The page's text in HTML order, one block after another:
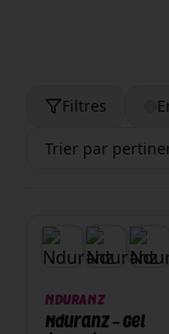
Filtres
NDURANZ
Nduranz - Gel